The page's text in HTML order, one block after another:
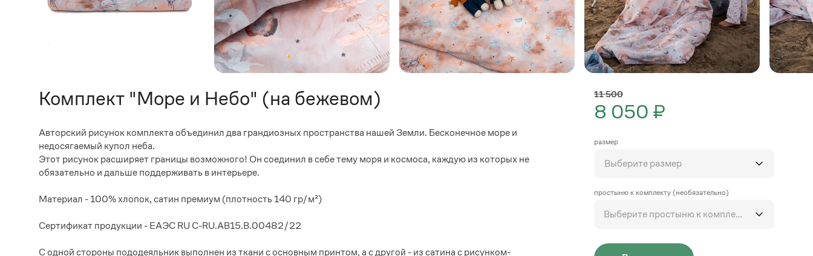
Комплект "Море и Небо" (на бежевом)
Авторский рисунок комплекта объединил два грандиозных пространства нашей Земли. Бесконечное море и
недосягаемый купол неба.
Этот рисунок расширяет границы возможного! Он соединил в себе тему моря и космоса, каждую из которых не
обязательно и дальше поддерживать в интерьере.
Материал - 100% хлопок, сатин премиум (плотность 140 гр/м²)
Сертификат продукции - ЕАЭС RU С-RU.АВ15.В.00482/22
С одной стороны пододеяльник выполнен из ткани с основным принтом, а с другой - из сатина с рисунком-
11 500
8 050 ₽
размер
Выберите размер
простыню к комплекту (необязательно)
Выберите простыню к комплекту